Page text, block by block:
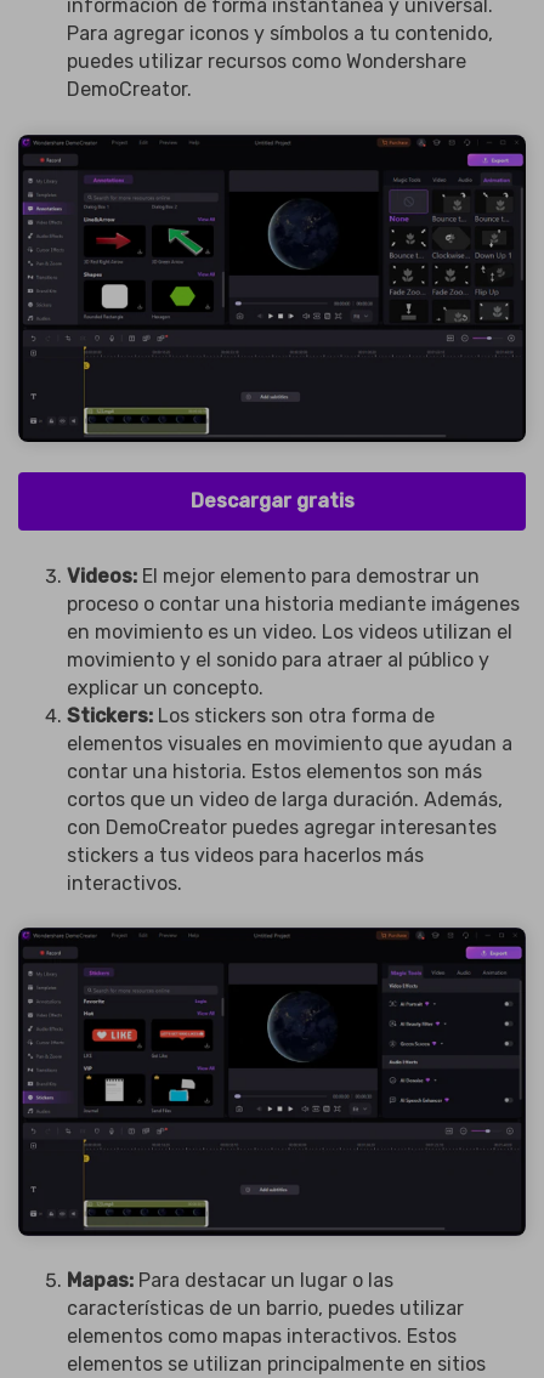
información de forma instantánea y universal.
Para agregar iconos y símbolos a tu contenido,
puedes utilizar recursos como Wondershare
DemoCreator.
Descargar gratis
Videos: El mejor elemento para demostrar un
proceso o contar una historia mediante imágenes
en movimiento es un video. Los videos utilizan el
movimiento y el sonido para atraer al público y
explicar un concepto.
Stickers: Los stickers son otra forma de
elementos visuales en movimiento que ayudan a
contar una historia. Estos elementos son más
cortos que un video de larga duración. Además,
con DemoCreator puedes agregar interesantes
stickers a tus videos para hacerlos más
interactivos.
Mapas: Para destacar un lugar o las
características de un barrio, puedes utilizar
elementos como mapas interactivos. Estos
elementos se utilizan principalmente en sitios